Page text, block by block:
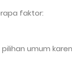
faktor:
umum